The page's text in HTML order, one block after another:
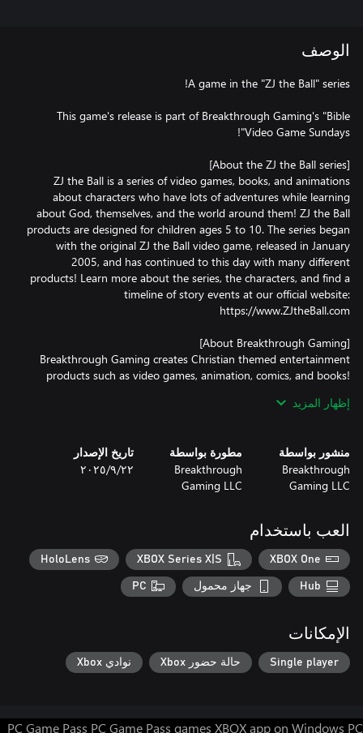
الوصف
This game's release is part of Breakthrough Gaming's "Bible
ZJ the Ball is a series of video games, books, and animations
about characters who have lots of adventures while learning
about God, themselves, and the world around them! ZJ the Ball
products are designed for children ages 5 to 10. The series began
with the original ZJ the Ball video game, released in January
2005, and has continued to this day with many different
products! Learn more about the series, the characters, and find a
timeline of story events at our official website:
Breakthrough Gaming creates Christian themed entertainment
products such as video games, animation, comics, and books!
http://www.BreakthroughGaming.com
إظهار المزيد
منشور بواسطة
Breakthrough
Gaming LLC
مطورة بواسطة
Breakthrough
Gaming LLC
تاريخ الإصدار
٢٢‏/٩‏/٢٠٢٥
العب باستخدام
XBOX One
XBOX Series X|S
HoloLens
Hub جهاز محمول PC
الإمكانات
Single player حالة حضور Xbox نوادي Xbox
PC Game Pass PC Game Pass games XBOX app on Windows PC